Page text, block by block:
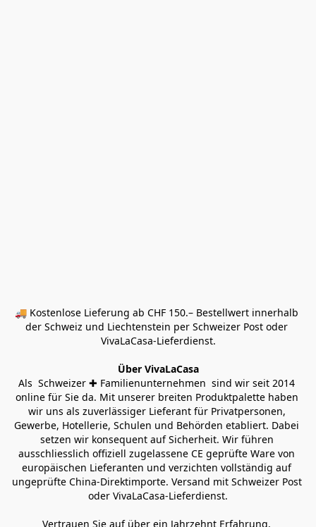
🚚 Kostenlose Lieferung ab CHF 150.– Bestellwert innerhalb
der Schweiz und Liechtenstein per Schweizer Post oder
VivaLaCasa-Lieferdienst.
Über VivaLaCasa
Als  Schweizer ✚ Familienunternehmen  sind wir seit 2014
online für Sie da. Mit unserer breiten Produktpalette haben
wir uns als zuverlässiger Lieferant für Privatpersonen,
Gewerbe, Hotellerie, Schulen und Behörden etabliert. Dabei
setzen wir konsequent auf Sicherheit. Wir führen
ausschliesslich offiziell zugelassene CE geprüfte Ware von
europäischen Lieferanten und verzichten vollständig auf
ungeprüfte China-Direktimporte. Versand mit Schweizer Post
oder VivaLaCasa-Lieferdienst.
Vertrauen Sie auf über ein Jahrzehnt Erfahrung,